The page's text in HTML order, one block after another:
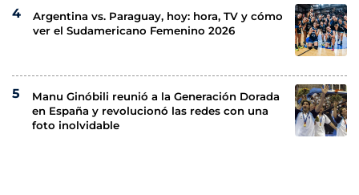
Argentina vs. Paraguay, hoy: hora, TV y cómo
ver el Sudamericano Femenino 2026
Manu Ginóbili reunió a la Generación Dorada
en España y revolucionó las redes con una
foto inolvidable